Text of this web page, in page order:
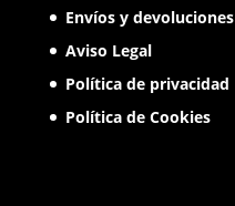
Envíos y devoluciones
Aviso Legal
Política de privacidad
Política de Cookies